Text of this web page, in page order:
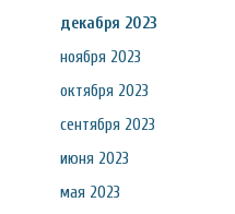
декабря 2023
ноября 2023
октября 2023
сентября 2023
июня 2023
мая 2023